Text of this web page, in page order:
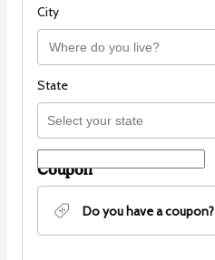
City
State
Coupon
Do you have a coupon?